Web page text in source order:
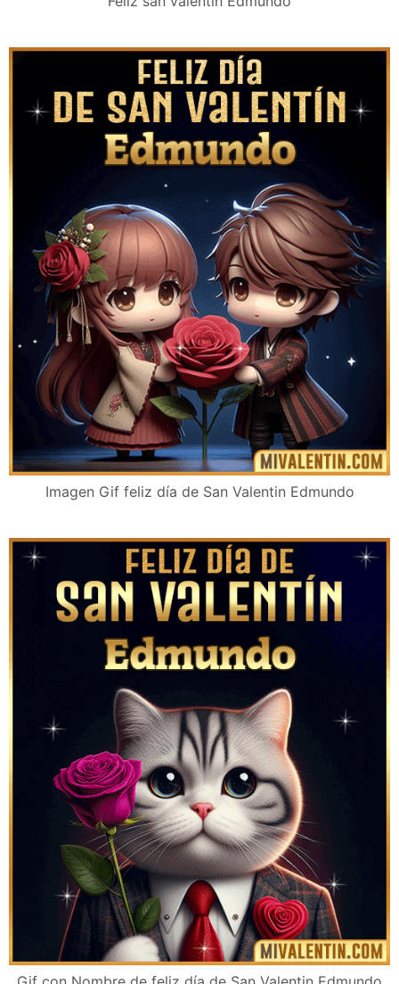
Imagen Gif feliz día de San Valentin Edmundo